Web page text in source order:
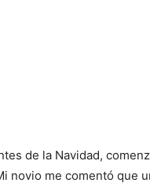
de la Navidad,
novio me comentó que